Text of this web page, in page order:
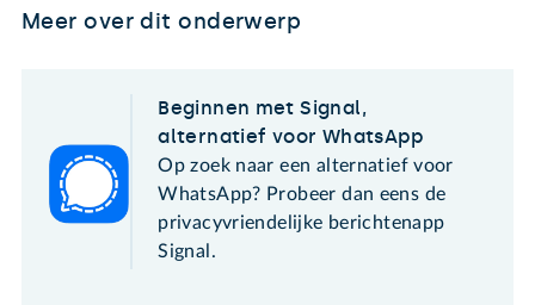
Meer over dit onderwerp
Beginnen met Signal,
alternatief voor WhatsApp
Op zoek naar een alternatief voor
WhatsApp? Probeer dan eens de
privacyvriendelijke berichtenapp
Signal.